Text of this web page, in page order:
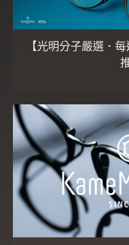
【光明分子嚴選．